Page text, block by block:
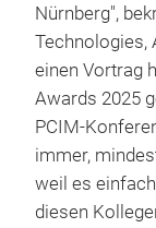
Nürnberg",
Technologies,
einen Vortrag
Awards 2025
PCIM-
immer,
weil es
diesen